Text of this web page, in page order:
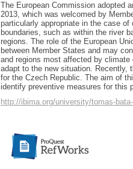
The European Commission adopted
2013, which was welcomed by
particularly appropriate in the case
boundaries, such as within the river
regions. The role of the European
between Member States and may
and regions most affected by
adapt to the new situation. Recently,
for the Czech Republic. The aim of
identify preventive measures for this
http://ibima.org/university/tomas-